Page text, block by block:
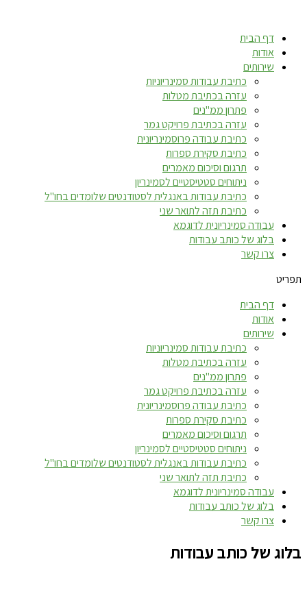
דף הבית
אודות
שירותים
כתיבת עבודות סמינריוניות
עזרה בכתיבת מטלות
פתרון ממ"נים
עזרה בכתיבת פרויקט גמר
כתיבת עבודה פרוסמינריונית
כתיבת סקירת ספרות
תרגום וסיכום מאמרים
ניתוחים סטטיסטיים לסמינריון
כתיבת עבודות באנגלית לסטודנטים שלומדים בחו"ל
כתיבת תזה לתואר שני
עבודה סמינריונית לדוגמא
בלוג של כותב עבודות
צרו קשר
תפריט
דף הבית
אודות
שירותים
כתיבת עבודות סמינריוניות
עזרה בכתיבת מטלות
פתרון ממ"נים
עזרה בכתיבת פרויקט גמר
כתיבת עבודה פרוסמינריונית
כתיבת סקירת ספרות
תרגום וסיכום מאמרים
ניתוחים סטטיסטיים לסמינריון
כתיבת עבודות באנגלית לסטודנטים שלומדים בחו"ל
כתיבת תזה לתואר שני
עבודה סמינריונית לדוגמא
בלוג של כותב עבודות
צרו קשר
בלוג של כותב עבודות